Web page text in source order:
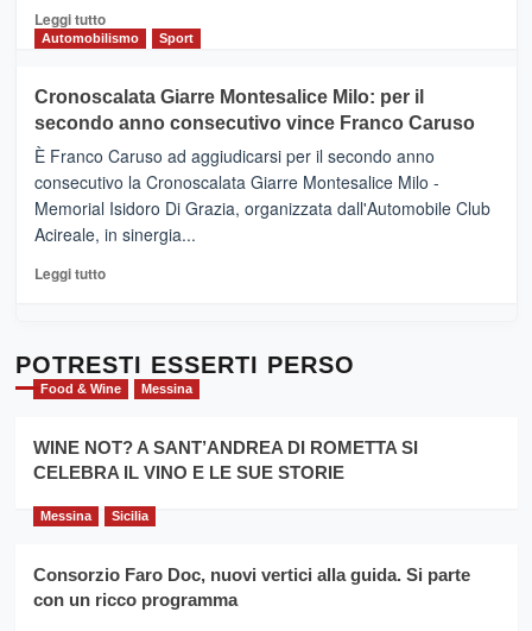
Gusto,
il
tra
sapori
vicoli
medievali
Leggi tuttoLeggi
di
Mondello
(Palermo)
–
“E
adesso
Pasta
–
Sicilia
l’
evento
per
la
filiera
grano
Automobilismo Sport
Cronoscalata Giarre Montesalice Milo: per il
secondo anno consecutivo vince Franco Caruso
È Franco Caruso ad aggiudicarsi per il secondo anno
consecutivo la Cronoscalata Giarre Montesalice Milo -
Memorial Isidoro Di Grazia, organizzata dall'Automobile Club
Acireale, in sinergia...
Leggi tuttoLeggi
Cronoscalata
Giarre
Montesalice
per
il
anno
Franco
Caruso
POTRESTI ESSERTI PERSO
Food & Wine Messina
WINE NOT? A SANT’ANDREA DI ROMETTA SI
CELEBRA IL VINO E LE SUE STORIE
Messina Sicilia
Consorzio Faro Doc, nuovi vertici alla guida. Si parte
con un ricco programma